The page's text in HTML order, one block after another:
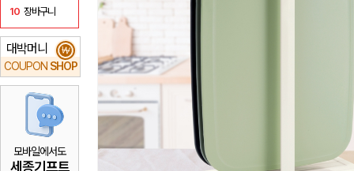
10 장바구니
대박머니
COUPON SHOP
₩
모바일에서도
세종기프트